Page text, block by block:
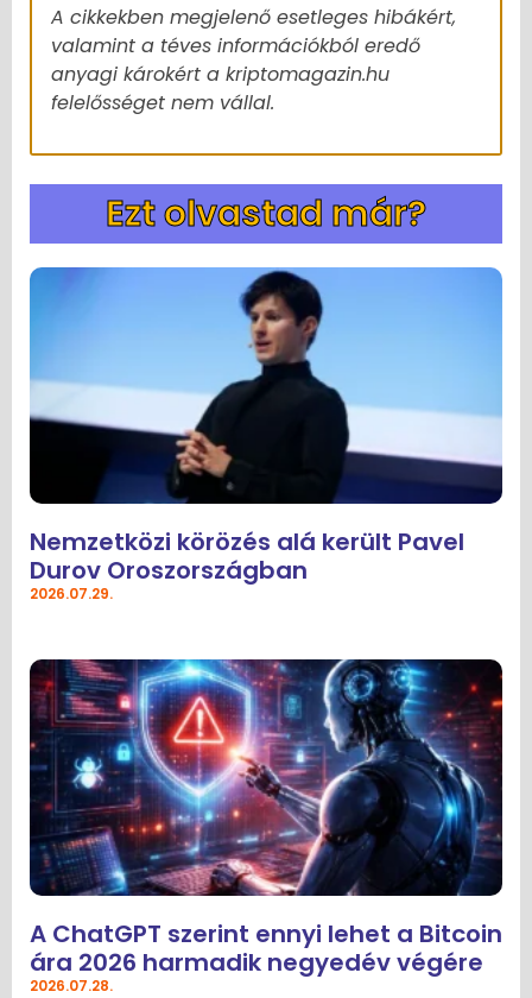
A cikkekben megjelenő esetleges hibákért,
valamint a téves információkból eredő
anyagi károkért a kriptomagazin.hu
felelősséget nem vállal.
Ezt olvastad már?
Nemzetközi körözés alá került Pavel
Durov Oroszországban
2026.07.29.
A ChatGPT szerint ennyi lehet a Bitcoin
ára 2026 harmadik negyedév végére
2026.07.28.